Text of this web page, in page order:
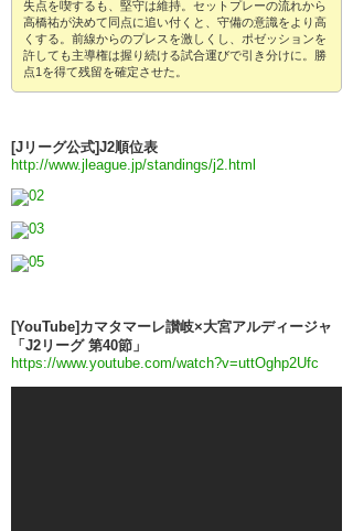
失点を喫するも、堅守は維持。セットプレーの流れから
高橋祐が決めて同点に追い付くと、守備の意識をより高
くする。前線からのプレスを激しくし、ポゼッションを
許しても主導権は握り続ける試合運びで引き分けに。勝
点1を得て残留を確定させた。
[Jリーグ公式]J2順位表
http://www.jleague.jp/standings/j2.html
[YouTube]カマタマーレ讃岐×大宮アルディージャ
「J2リーグ 第40節」
https://www.youtube.com/watch?v=uttOghp2Ufc